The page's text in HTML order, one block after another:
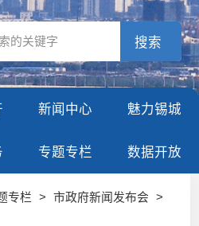
新闻中心 魅力锡城
专题专栏 数据开放
专栏 > 市政府新闻发布会
>